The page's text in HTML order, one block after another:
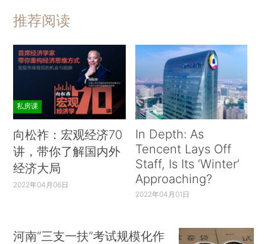
推荐阅读
私房课
向松祚：宏观经济70
讲，带你了解国内外
经济大局
2022年04月06日
In Depth: As
Tencent Lays Off
Staff, Is Its ‘Winter’
Approaching?
2022年04月01日
河南“三支一扶”考试规模化作